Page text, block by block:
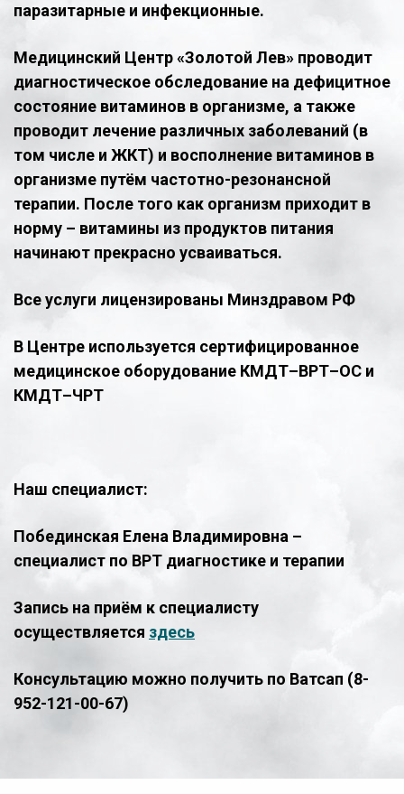
паразитарные и инфекционные.
Медицинский Центр «Золотой Лев» проводит
диагностическое обследование на дефицитное
состояние витаминов в организме, а также
проводит лечение различных заболеваний (в
том числе и ЖКТ) и восполнение витаминов в
организме путём частотно-резонансной
терапии. После того как организм приходит в
норму – витамины из продуктов питания
начинают прекрасно усваиваться.
Все услуги лицензированы Минздравом РФ
В Центре используется сертифицированное
медицинское оборудование КМДТ–ВРТ–ОС и
КМДТ–ЧРТ
Наш специалист:
Побединская Елена Владимировна –
специалист по ВРТ диагностике и терапии
Запись на приём к специалисту
осуществляется здесь
Консультацию можно получить по Ватсап (8-
952-121-00-67)